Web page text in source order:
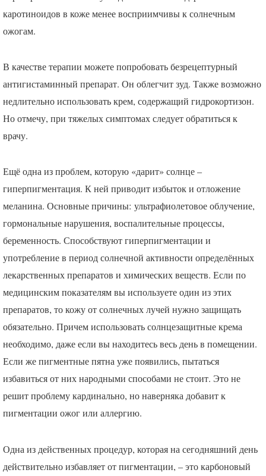
каротиноидов в коже менее восприимчивы к солнечным
ожогам.
В качестве терапии можете попробовать безрецептурный
антигистаминный препарат. Он облегчит зуд. Также возможно
недлительно использовать крем, содержащий гидрокортизон.
Но отмечу, при тяжелых симптомах следует обратиться к
врачу.
Ещё одна из проблем, которую «дарит» солнце –
гиперпигментация. К ней приводит избыток и отложение
меланина. Основные причины: ультрафиолетовое облучение,
гормональные нарушения, воспалительные процессы,
беременность. Способствуют гиперпигментации и
употребление в период солнечной активности определённых
лекарственных препаратов и химических веществ. Если по
медицинским показателям вы используете один из этих
препаратов, то кожу от солнечных лучей нужно защищать
обязательно. Причем использовать солнцезащитные крема
необходимо, даже если вы находитесь весь день в помещении.
Если же пигментные пятна уже появились, пытаться
избавиться от них народными способами не стоит. Это не
решит проблему кардинально, но наверняка добавит к
пигментации ожог или аллергию.
Одна из действенных процедур, которая на сегодняшний день
действительно избавляет от пигментации, – это карбоновый